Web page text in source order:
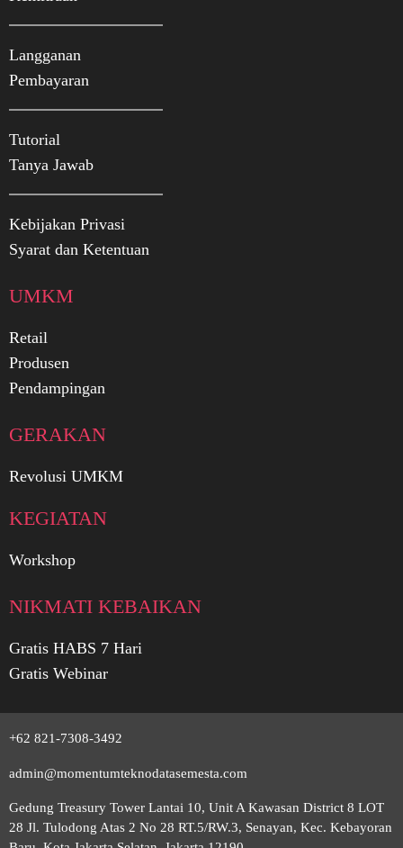
Langganan
Pembayaran
Tutorial
Tanya Jawab
Kebijakan Privasi
Syarat dan Ketentuan
UMKM
Retail
Produsen
Pendampingan
GERAKAN
Revolusi UMKM
KEGIATAN
Workshop
NIKMATI KEBAIKAN
Gratis HABS 7 Hari
Gratis Webinar
+62 821-7308-3492
admin@momentumteknodatasemesta.com
Gedung Treasury Tower Lantai 10, Unit A Kawasan District 8 LOT
28 Jl. Tulodong Atas 2 No 28 RT.5/RW.3, Senayan, Kec. Kebayoran